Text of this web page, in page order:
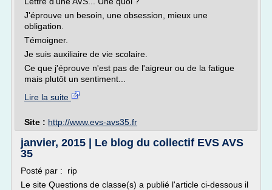
J'éprouve un besoin, une obsession, mieux une
obligation.
Témoigner.
Je suis auxiliaire de vie scolaire.
Ce que j'éprouve n'est pas de l'aigreur ou de la fatigue
mais plutôt un sentiment...
Lire la suite
Site : http://www.evs-avs35.fr
janvier, 2015 | Le blog du collectif EVS AVS
35
Posté par : rip
Le site Questions de classe(s) a publié l'article ci-dessous il